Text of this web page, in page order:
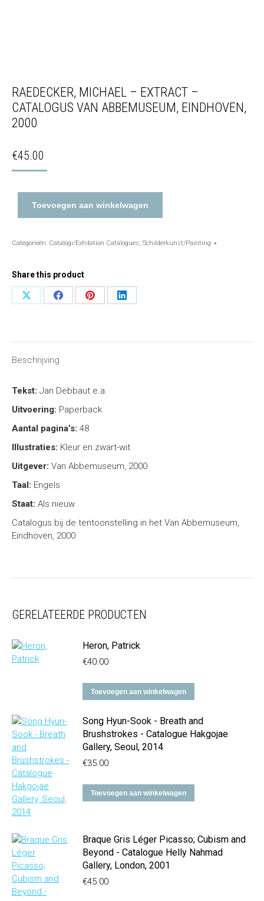
RAEDECKER, MICHAEL – EXTRACT –
CATALOGUS VAN ABBEMUSEUM, EINDHOVEN,
2000
€45.00
Toevoegen aan winkelwagen
Categorieën: Catalogi/Exhibition Catalogues, Schilderkunst/Painting
Share this product
Share
Share
Share
Share
Beschrijving
Tekst: Jan Debbaut e.a.
Uitvoering: Paperback
Aantal pagina’s: 48
Illustraties: Kleur en zwart-wit
Uitgever: Van Abbemuseum, 2000
Taal: Engels
Staat: Als nieuw
Catalogus bij de tentoonstelling in het Van Abbemuseum,
Eindhoven, 2000
GERELATEERDE PRODUCTEN
Heron, Patrick
€40.00
Toevoegen aan winkelwagen
Song Hyun-Sook - Breath and
Brushstrokes - Catalogue Hakgojae
Gallery, Seoul, 2014
€35.00
Toevoegen aan winkelwagen
Braque Gris Léger Picasso; Cubism and
Beyond - Catalogue Helly Nahmad
Gallery, London, 2001
€45.00